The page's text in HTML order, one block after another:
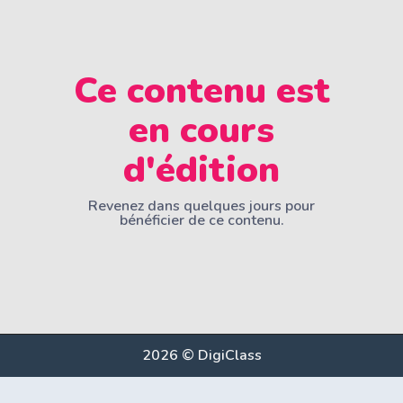
Ce contenu est
en cours
d'édition
Revenez dans quelques jours pour
bénéficier de ce contenu.
2026 © DigiClass